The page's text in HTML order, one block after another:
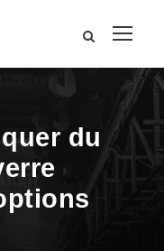
du